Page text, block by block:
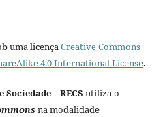
uma licençaCreative Commons
4.0 International License.
– RECS utiliza o
na modalidade